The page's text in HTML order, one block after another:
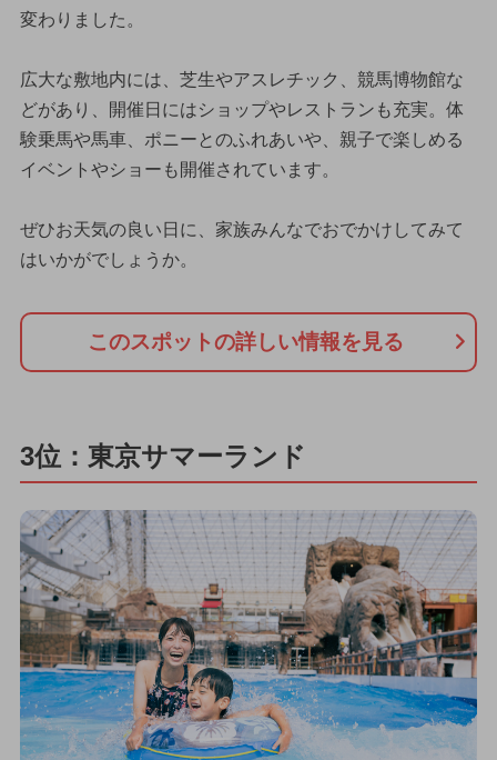
変わりました。
広大な敷地内には、芝生やアスレチック、競馬博物館な
どがあり、開催日にはショップやレストランも充実。体
験乗馬や馬車、ポニーとのふれあいや、親子で楽しめる
イベントやショーも開催されています。
ぜひお天気の良い日に、家族みんなでおでかけしてみて
はいかがでしょうか。
このスポットの詳しい情報を見る
3位：東京サマーランド